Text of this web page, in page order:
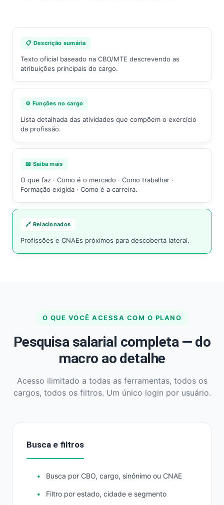
📋 Descrição sumária
Texto oficial baseado na CBO/MTE descrevendo as
atribuições principais do cargo.
⚙️ Funções no cargo
Lista detalhada das atividades que compõem o exercício
da profissão.
📖 Saiba mais
O que faz · Como é o mercado · Como trabalhar ·
Formação exigida · Como é a carreira.
🔗 Relacionados
Profissões e CNAEs próximos para descoberta lateral.
O QUE VOCÊ ACESSA COM O PLANO
Pesquisa salarial completa — do
macro ao detalhe
Acesso ilimitado a todas as ferramentas, todos os
cargos, todos os filtros. Um único login por usuário.
Busca e filtros
Busca por CBO, cargo, sinônimo ou CNAE
Filtro por estado, cidade e segmento